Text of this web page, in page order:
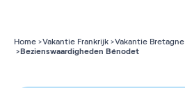
Home Vakantie Frankrijk Vakantie Bretagne
Bezienswaardigheden Bénodet